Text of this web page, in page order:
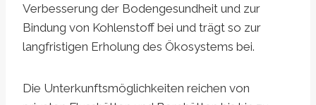
Verbesserung der Bodengesundheit und zur
Bindung von Kohlenstoff bei und trägt so zur
langfristigen Erholung des Ökosystems bei.
Die Unterkunftsmöglichkeiten reichen von